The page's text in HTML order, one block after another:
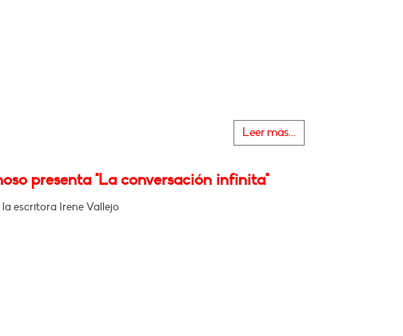
Leer más...
presenta "La conversación infinita"
escritora Irene Vallejo